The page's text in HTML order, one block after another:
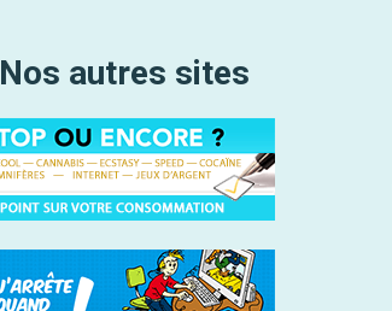
Nos autres sites